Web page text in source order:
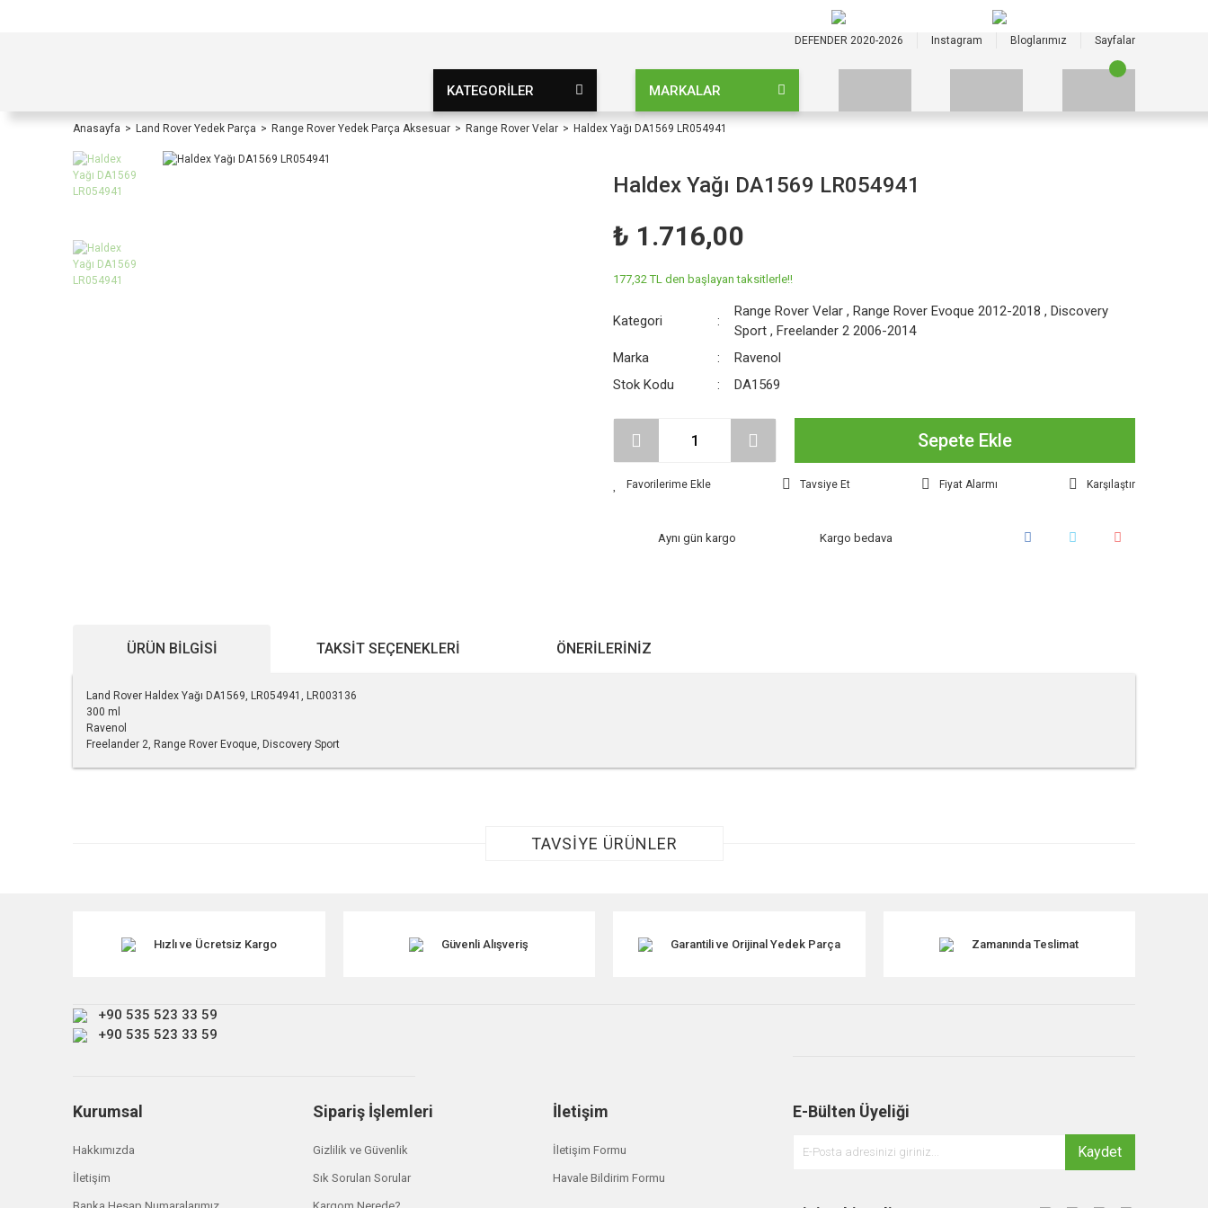
DEFENDER 2020-2026 Instagram Bloglarımız Sayfalar
KATEGORİLER MARKALAR
Anasayfa Land Rover Yedek Parça Range Rover Yedek Parça Aksesuar Range Rover Velar Haldex Yağı DA1569 LR054941
Haldex Yağı DA1569 LR054941
₺ 1.716,00
177,32 TL den başlayan taksitlerle!!
Kategori
Range Rover Velar ,Range Rover Evoque 2012-2018 ,Discovery
Sport ,Freelander 2 2006-2014
Marka
Ravenol
Stok Kodu
DA1569
Sepete Ekle
Tavsiye Et Fiyat Alarmı Karşılaştır
Aynı gün kargo Kargo bedava
ÜRÜN BILGISI TAKSIT SEÇENEKLERI ÖNERILERINIZ
Land Rover Haldex Yağı DA1569, LR054941, LR003136
300 ml
Ravenol
Freelander 2, Range Rover Evoque, Discovery Sport
Bu ürüne benzer farklı alternatifler olmalı.
TAVSİYE ÜRÜNLER
Hızlı ve Ücretsiz Kargo Güvenli Alışveriş Garantili ve Orijinal Yedek Parça Zamanında Teslimat
+90 535 523 33 59
+90 535 523 33 59
Kurumsal
Hakkımızda
İletişim
Sipariş İşlemleri
Gizlilik ve Güvenlik
Sık Sorulan Sorular
İletişim
İletişim Formu
Havale Bildirim Formu
E-Bülten Üyeliği
Kaydet